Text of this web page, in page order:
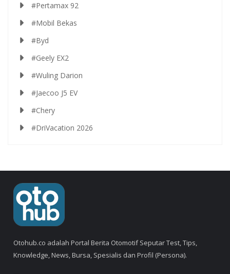
#Pertamax 92
#Mobil Bekas
#Byd
#Geely EX2
#Wuling Darion
#Jaecoo J5 EV
#Chery
#DriVacation 2026
Otohub.co adalah Portal Berita Otomotif Seputar Test, Tips,
Knowledge, News, Bursa, Spesialis dan Profil (Persona).